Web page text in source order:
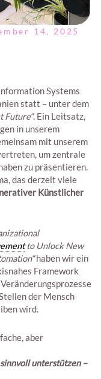
14, 2025
Systems
statt – unter dem
Future“. Ein Leitsatz,
in unserem
mit unserem
um zentrale
zu präsentieren.
das derzeit viele
Künstlicher
to Unlock New
haben wir ein
Framework
der Mensch
wird.
aber
unterstützen –